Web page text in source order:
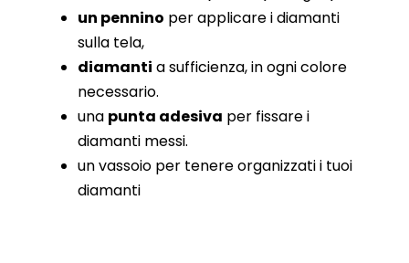
un pennino per applicare i diamanti
sulla tela,
diamanti a sufficienza, in ogni colore
necessario.
una punta adesiva per fissare i
diamanti messi.
un vassoio per tenere organizzati i tuoi
diamanti